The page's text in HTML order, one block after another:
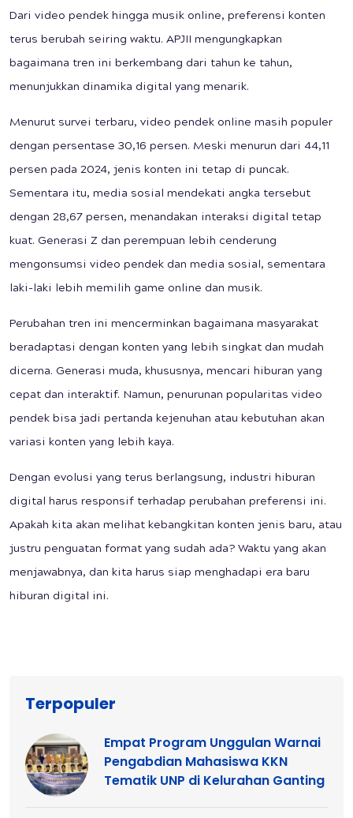
Dari video pendek hingga musik online, preferensi konten
terus berubah seiring waktu. APJII mengungkapkan
bagaimana tren ini berkembang dari tahun ke tahun,
menunjukkan dinamika digital yang menarik.
Menurut survei terbaru, video pendek online masih populer
dengan persentase 30,16 persen. Meski menurun dari 44,11
persen pada 2024, jenis konten ini tetap di puncak.
Sementara itu, media sosial mendekati angka tersebut
dengan 28,67 persen, menandakan interaksi digital tetap
kuat. Generasi Z dan perempuan lebih cenderung
mengonsumsi video pendek dan media sosial, sementara
laki-laki lebih memilih game online dan musik.
Perubahan tren ini mencerminkan bagaimana masyarakat
beradaptasi dengan konten yang lebih singkat dan mudah
dicerna. Generasi muda, khususnya, mencari hiburan yang
cepat dan interaktif. Namun, penurunan popularitas video
pendek bisa jadi pertanda kejenuhan atau kebutuhan akan
variasi konten yang lebih kaya.
Dengan evolusi yang terus berlangsung, industri hiburan
digital harus responsif terhadap perubahan preferensi ini.
Apakah kita akan melihat kebangkitan konten jenis baru, atau
justru penguatan format yang sudah ada? Waktu yang akan
menjawabnya, dan kita harus siap menghadapi era baru
hiburan digital ini.
Terpopuler
Empat Program Unggulan Warnai
Pengabdian Mahasiswa KKN
Tematik UNP di Kelurahan Ganting